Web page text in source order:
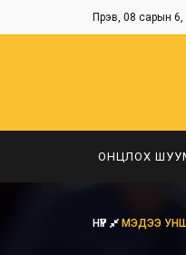
Пүрэв, 08 сарын
ОНЦЛОХ
НҮҮР МЭДЭЭ